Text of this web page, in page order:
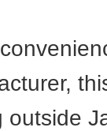
outside